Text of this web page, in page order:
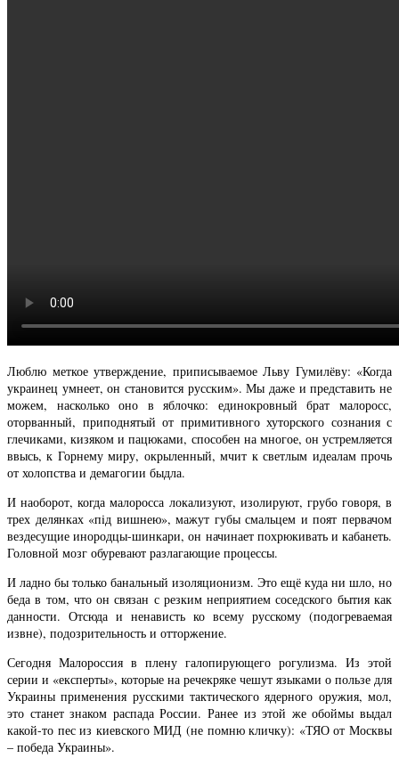
Люблю меткое утверждение, приписываемое Льву Гумилёву: «Когда
украинец умнеет, он становится русским». Мы даже и представить не
можем, насколько оно в яблочко: единокровный брат малоросс,
оторванный, приподнятый от примитивного хуторского сознания с
глечиками, кизяком и пацюками, способен на многое, он устремляется
ввысь, к Горнему миру, окрыленный, мчит к светлым идеалам прочь
от холопства и демагогии быдла.
И наоборот, когда малоросса локализуют, изолируют, грубо говоря, в
трех делянках «пiд вишнею», мажут губы смальцем и поят первачом
вездесущие инородцы-шинкари, он начинает похрюкивать и кабанеть.
Головной мозг обуревают разлагающие процессы.
И ладно бы только банальный изоляционизм. Это ещё куда ни шло, но
беда в том, что он связан с резким неприятием соседского бытия как
данности. Отсюда и ненависть ко всему русскому (подогреваемая
извне), подозрительность и отторжение.
Сегодня Малороссия в плену галопирующего рогулизма. Из этой
серии и «експерты», которые на речекряке чешут языками о пользе для
Украины применения русскими тактического ядерного оружия, мол,
это станет знаком распада России. Ранее из этой же обоймы выдал
какой-то пес из киевского МИД (не помню кличку): «ТЯО от Москвы
– победа Украины».